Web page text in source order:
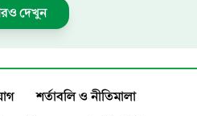
দেখুন
শর্তাবলি ও নীতিমালা